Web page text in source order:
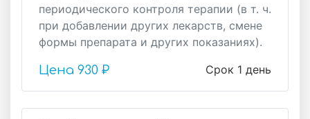
периодического контроля терапии (в т. ч.
при добавлении других лекарств, смене
формы препарата и других показаниях).
Срок 1 день
Цена 930 ₽